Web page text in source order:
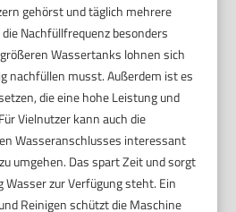
gehörst und täglich mehrere
Nachfüllfrequenz besonders
Wassertanks lohnen sich
nachfüllen musst. Außerdem ist es
die eine hohe Leistung und
Vielnutzer kann auch die
Wasseranschlusses interessant
umgehen. Das spart Zeit und sorgt
Wasser zur Verfügung steht. Ein
Reinigen schützt die Maschine